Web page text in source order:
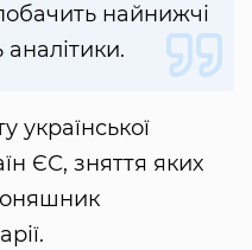
найнижчі
української
ЄС, зняття яких